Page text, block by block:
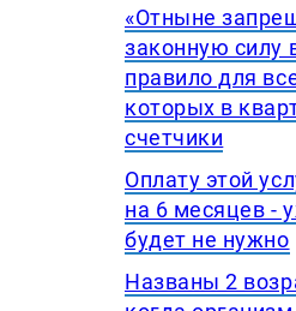
«Отныне
законную силу
правило для
которых в
счетчики
Оплату этой
на 6 месяцев -
будет не нужно
Названы 2